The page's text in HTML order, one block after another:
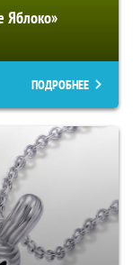
Яблоко»
ПОДРОБНЕЕ